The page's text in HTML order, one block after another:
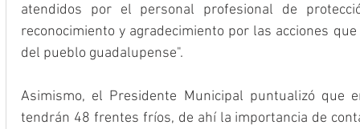
atendidos por el personal profesional de
reconocimiento y agradecimiento por las acciones
del pueblo guadalupense".
Asimismo, el Presidente Municipal puntualizó que
tendrán 48 frentes fríos, de ahí la importancia de